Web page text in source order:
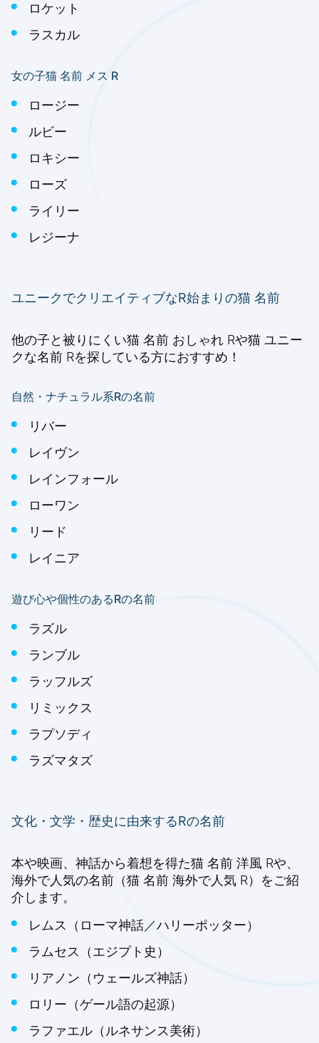
ロケット
ラスカル
女の子猫 名前 メス R
ロージー
ルビー
ロキシー
ローズ
ライリー
レジーナ
ユニークでクリエイティブなR始まりの猫 名前
他の子と被りにくい猫 名前 おしゃれ Rや猫 ユニー
クな名前 Rを探している方におすすめ！
自然・ナチュラル系Rの名前
リバー
レイヴン
レインフォール
ローワン
リード
レイニア
遊び心や個性のあるRの名前
ラズル
ランブル
ラッフルズ
リミックス
ラプソディ
ラズマタズ
文化・文学・歴史に由来するRの名前
本や映画、神話から着想を得た猫 名前 洋風 Rや、
海外で人気の名前（猫 名前 海外で人気 R）をご紹
介します。
レムス（ローマ神話／ハリーポッター）
ラムセス（エジプト史）
リアノン（ウェールズ神話）
ロリー（ゲール語の起源）
ラファエル（ルネサンス美術）